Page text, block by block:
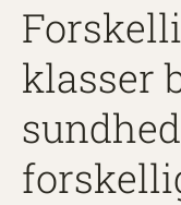
klasser